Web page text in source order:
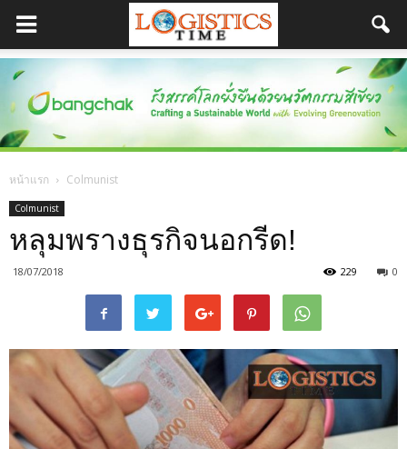
หน้าแรก Colmunist
Colmunist
หลุมพรางธุรกิจนอกรีด!
18/07/2018 0
229